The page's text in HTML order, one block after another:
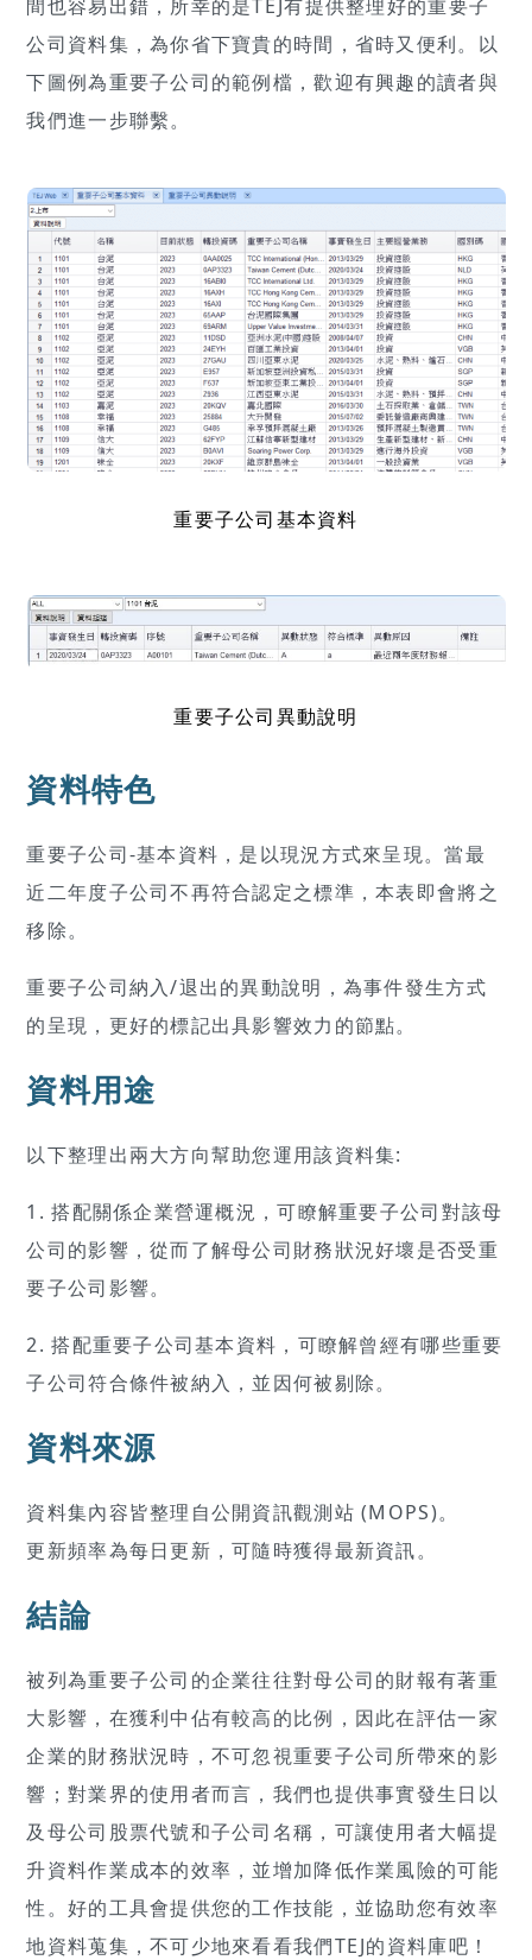
間也容易出錯，所幸的是TEJ有提供整理好的重要子
公司資料集，為你省下寶貴的時間，省時又便利。以
下圖例為重要子公司的範例檔，歡迎有興趣的讀者與
我們進一步聯繫。
重要子公司基本資料
重要子公司異動說明
資料特色
重要子公司-基本資料，是以現況方式來呈現。當最
近二年度子公司不再符合認定之標準，本表即會將之
移除。
重要子公司納入/退出的異動說明，為事件發生方式
的呈現，更好的標記出具影響效力的節點。
資料用途
以下整理出兩大方向幫助您運用該資料集:
1. 搭配關係企業營運概況，可瞭解重要子公司對該母
公司的影響，從而了解母公司財務狀況好壞是否受重
要子公司影響。
2. 搭配重要子公司基本資料，可瞭解曾經有哪些重要
子公司符合條件被納入，並因何被剔除。
資料來源
資料集內容皆整理自公開資訊觀測站 (MOPS)。
更新頻率為每日更新，可隨時獲得最新資訊。
結論
被列為重要子公司的企業往往對母公司的財報有著重
大影響，在獲利中佔有較高的比例，因此在評估一家
企業的財務狀況時，不可忽視重要子公司所帶來的影
響；對業界的使用者而言，我們也提供事實發生日以
及母公司股票代號和子公司名稱，可讓使用者大幅提
升資料作業成本的效率，並增加降低作業風險的可能
性。好的工具會提供您的工作技能，並協助您有效率
地資料蒐集，不可少地來看看我們TEJ的資料庫吧！